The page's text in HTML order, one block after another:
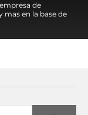
de
mas en la base de